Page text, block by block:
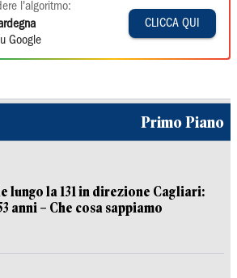
l'algoritmo:
Google
CLICCA QUI
Primo Piano
lungo la 131 in direzione Cagliari:
anni – Che cosa sappiamo